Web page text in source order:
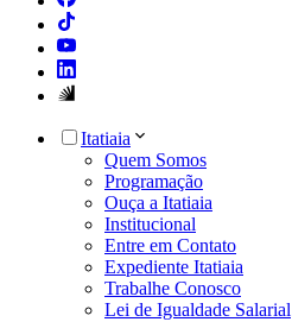
Itatiaia
Quem Somos
Programação
Ouça a Itatiaia
Institucional
Entre em Contato
Expediente Itatiaia
Trabalhe Conosco
Lei de Igualdade Salarial